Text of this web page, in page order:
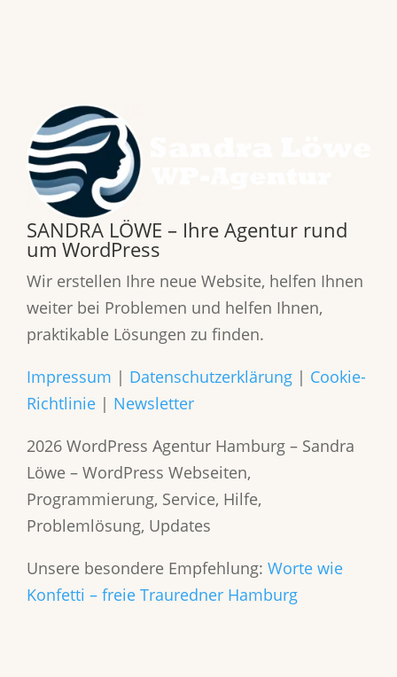
SANDRA LÖWE – Ihre Agentur rund
um WordPress
Wir erstellen Ihre neue Website, helfen Ihnen
weiter bei Problemen und helfen Ihnen,
praktikable Lösungen zu finden.
Impressum | Datenschutzerklärung | Cookie-
Richtlinie | Newsletter
2026 WordPress Agentur Hamburg – Sandra
Löwe – WordPress Webseiten,
Programmierung, Service, Hilfe,
Problemlösung, Updates
Unsere besondere Empfehlung: Worte wie
Konfetti – freie Trauredner Hamburg